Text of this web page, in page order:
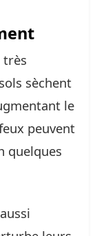
sèchent
le
peuvent
quelques